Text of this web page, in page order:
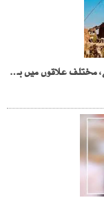
حماس کا اسرائیل پر راکٹوں سے حملہ، سائرن بج اٹھے، مختلف علاقوں میں بھگڈر